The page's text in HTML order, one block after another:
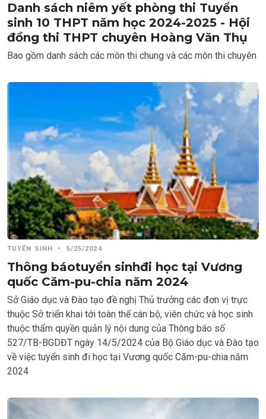
Danh sách niêm yết phòng thi Tuyển
sinh 10 THPT năm học 2024-2025 - Hội
đồng thi THPT chuyên Hoàng Văn Thụ
Bao gồm danh sách các môn thi chung và các môn thi chuyên
TUYỂN SINH • 5/25/2024
Thông báotuyển sinhđi học tại Vương
quốc Căm-pu-chia năm 2024
Sở Giáo dục và Đào tạo đề nghị Thủ trưởng các đơn vị trực
thuộc Sở triển khai tới toàn thể cán bộ, viên chức và học sinh
thuộc thẩm quyền quản lý nội dung của Thông báo số
527/TB-BGDĐT ngày 14/5/2024 của Bộ Giáo dục và Đào tạo
về việc tuyển sinh đi học tại Vương quốc Căm-pu-chia năm
2024